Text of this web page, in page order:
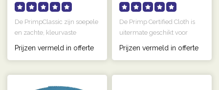
De PrimpClassic zijn soepele
en zachte, kleurvaste
doeken. Tevens zijn ze
pluisa..
Prijzen vermeld in offerte
De Primp Certified Cloth is
uitermate geschikt voor
werkzaamheden waar
pluisvorm..
Prijzen vermeld in offerte